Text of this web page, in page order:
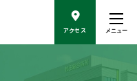
アクセス メニュー